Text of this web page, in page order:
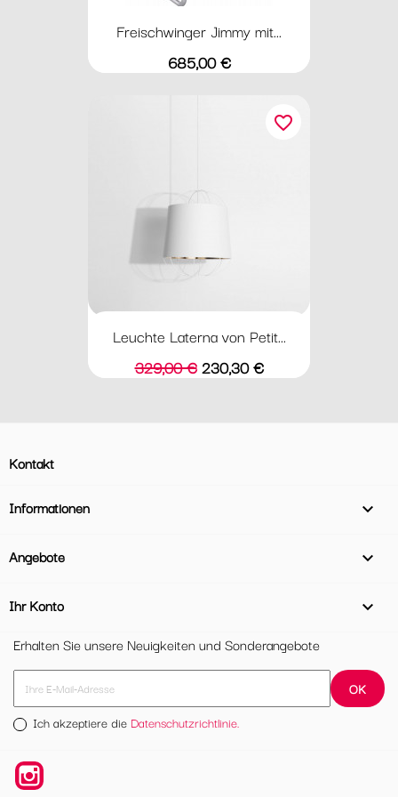
Freischwinger Jimmy mit...
Preis
685,00 €
Leuchte Laterna von Petit...
Verkaufspreis
329,00 € Preis
230,30 €
favorite_border
Kontakt
Informationen 
Angebote 
Ihr Konto

Erhalten Sie unsere Neuigkeiten und Sonderangebote
Ich akzeptiere die Datenschutzrichtlinie.